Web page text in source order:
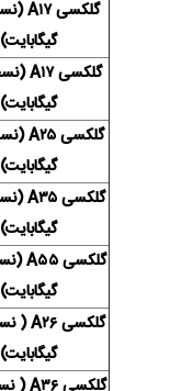
گیگابایت)
گیگابایت)
گیگابایت)
گیگابایت)
گیگابایت)
گیگابایت)